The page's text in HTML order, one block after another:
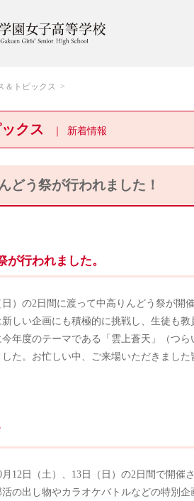
＆トピックス
クス 新着情報
う祭が行われました！
行われました。
日）の2日間に渡って中高りんどう祭が
しい企画にも積極的に挑戦し、生徒も
年度のテーマである「雲上蒼天」（つ
た。お忙しい中、ご来場いただきました
12日（土）、13日（日）の2日間で開催
の出し物やカラオケバトルなどの特別